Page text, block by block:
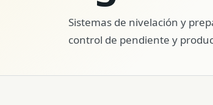
GNSS Autosteering System
Laser Land Leveling System
Sistemas de nivelación y
control de pendiente y